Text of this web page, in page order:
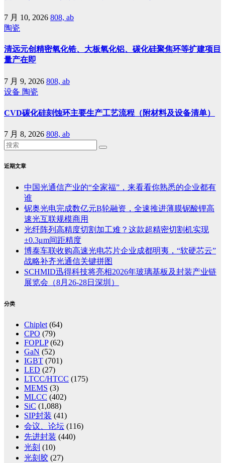
7 月 10, 2026 808, ab
陶瓷
清远元创精密氧化锆、大板氧化铝、碳化硅聚焦环等扩建项目
量产在即
7 月 9, 2026 808, ab
设备 陶瓷
CVD碳化硅刻蚀环主要生产工艺流程（附材料及设备清单）
7 月 8, 2026 808, ab
近期文章
中国光通信产业的“全家福”，来看看你熟悉的企业都有
谁
铌奥光电完成数亿元B轮融资，全速推进薄膜铌酸锂高
速光互联规模商用
光纤阵列高精度切割加工难？这款超精密切割机实现
±0.3μm间距精度
博泰车联收购高速光电芯片企业成都明夷，“软硬芯云”
战略补齐光通信关键拼图
SCHMID迅得科技将亮相2026年玻璃基板及封装产业链
展览会（8月26-28日深圳）
分类
Chiplet (64)
CPO (79)
FOPLP(62)
GaN (52)
IGBT (701)
LED (27)
LTCC/HTCC (175)
MEMS (3)
MLCC (402)
SiC (1,088)
SIP封装 (41)
会议、论坛 (116)
先进封装 (440)
光刻 (10)
光刻胶 (27)